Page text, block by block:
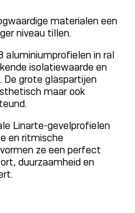
materialen een
niveau tillen.
aluminiumprofielen in ral
isolatiewaarde en
grote glaspartijen
maar ook
Linarte-gevelprofielen
en ritmische
ze een perfect
duurzaamheid en